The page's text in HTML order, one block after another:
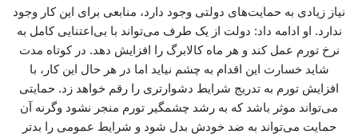
نیاز زیادی به حمایت‌های دولتی وجود دارد، منابعی برای این کار وجود
ندارد. او ادامه داد: دولت از یک طرف می‌تواند با بی‌اعتنایی کامل به
نرخ تورم عمل کند و هر ماه کالابرگ را افزایش دهد. در کوتاه مدت
شاید خسارت این اقدام به چشم نیاید اما در هر حال این کار، با
افزایش تورم به تدریج شرایط دشوارتری را رقم خواهد زد. حمایتی
می‌تواند موثر باشد که به رشد چشمگیر تورم منجر نشود وگرنه آن
حمایت می‌تواند به ضد خودش بدل شود و شرایط عمومی را بدتر